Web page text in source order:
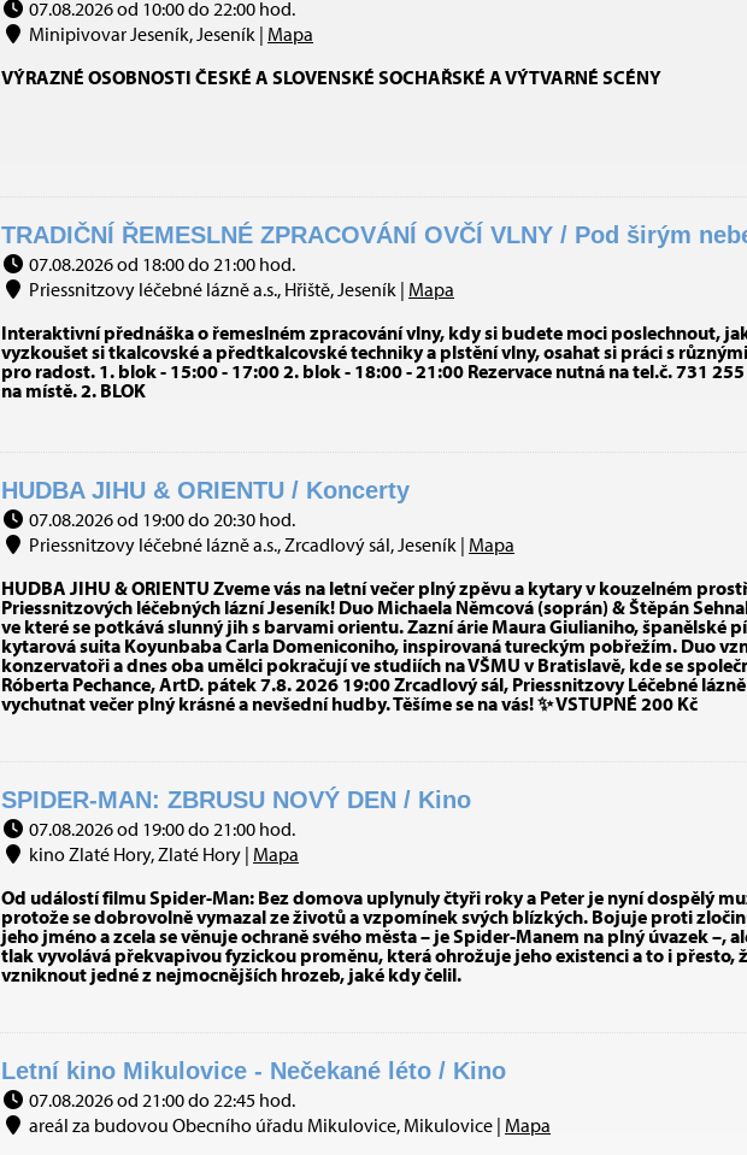
07.08.2026 od 10:00 do 22:00 hod.
Minipivovar Jeseník, Jeseník | Mapa
VÝRAZNÉ OSOBNOSTI ČESKÉ A SLOVENSKÉ SOCHAŘSKÉ A VÝTVARNÉ SCÉNY
TRADIČNÍ ŘEMESLNÉ ZPRACOVÁNÍ OVČÍ VLNY / Pod širým
07.08.2026 od 18:00 do 21:00 hod.
Priessnitzovy léčebné lázně a.s., Hřiště, Jeseník | Mapa
Interaktivní přednáška o řemeslném zpracování vlny, kdy si budete moci poslechnout,
vyzkoušet si tkalcovské a předtkalcovské techniky a plstění vlny, osahat si práci s
pro radost. 1. blok - 15:00 - 17:00 2. blok - 18:00 - 21:00 Rezervace nutná na tel.č. 731
na místě. 2. BLOK
HUDBA JIHU & ORIENTU / Koncerty
07.08.2026 od 19:00 do 20:30 hod.
Priessnitzovy léčebné lázně a.s., Zrcadlový sál, Jeseník | Mapa
HUDBA JIHU & ORIENTU Zveme vás na letní večer plný zpěvu a kytary v kouzelném
Priessnitzových léčebných lázní Jeseník! Duo Michaela Němcová (soprán) & Štěpán
ve které se potkává slunný jih s barvami orientu. Zazní árie Maura Giulianiho, španělské
kytarová suita Koyunbaba Carla Domeniconiho, inspirovaná tureckým pobřežím. Duo
konzervatoři a dnes oba umělci pokračují ve studiích na VŠMU v Bratislavě, kde se
Róberta Pechance, ArtD. pátek 7.8. 2026 19:00 Zrcadlový sál, Priessnitzovy Léčebné
vychutnat večer plný krásné a nevšední hudby. Těšíme se na vás! ✨ VSTUPNÉ 200 Kč
SPIDER-MAN: ZBRUSU NOVÝ DEN / Kino
07.08.2026 od 19:00 do 21:00 hod.
kino Zlaté Hory, Zlaté Hory | Mapa
Od událostí filmu Spider-Man: Bez domova uplynuly čtyři roky a Peter je nyní dospělý
protože se dobrovolně vymazal ze životů a vzpomínek svých blízkých. Bojuje proti
jeho jméno a zcela se věnuje ochraně svého města – je Spider-Manem na plný úvazek –,
tlak vyvolává překvapivou fyzickou proměnu, která ohrožuje jeho existenci a to i přesto,
vzniknout jedné z nejmocnějších hrozeb, jaké kdy čelil.
Letní kino Mikulovice - Nečekané léto / Kino
07.08.2026 od 21:00 do 22:45 hod.
areál za budovou Obecního úřadu Mikulovice, Mikulovice | Mapa